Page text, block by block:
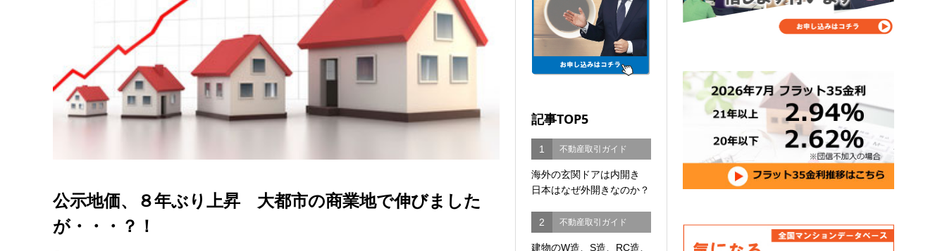
公示地価、８年ぶり上昇 大都市の商業地で伸びました
が・・・？！
記事TOP5
1 不動産取引ガイド
海外の玄関ドアは内開き
日本はなぜ外開きなのか？
2 不動産取引ガイド
建物のW造、S造、RC造、